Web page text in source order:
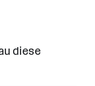
diese